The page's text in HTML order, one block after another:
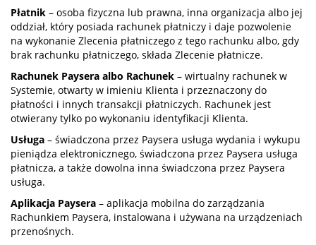
Płatnik – osoba fizyczna lub prawna, inna organizacja albo jej
oddział, który posiada rachunek płatniczy i daje pozwolenie
na wykonanie Zlecenia płatniczego z tego rachunku albo, gdy
brak rachunku płatniczego, składa Zlecenie płatnicze.
Rachunek Paysera albo Rachunek – wirtualny rachunek w
Systemie, otwarty w imieniu Klienta i przeznaczony do
płatności i innych transakcji płatniczych. Rachunek jest
otwierany tylko po wykonaniu identyfikacji Klienta.
Usługa – świadczona przez Paysera usługa wydania i wykupu
pieniądza elektronicznego, świadczona przez Paysera usługa
płatnicza, a także dowolna inna świadczona przez Paysera
usługa.
Aplikacja Paysera – aplikacja mobilna do zarządzania
Rachunkiem Paysera, instalowana i używana na urządzeniach
przenośnych.